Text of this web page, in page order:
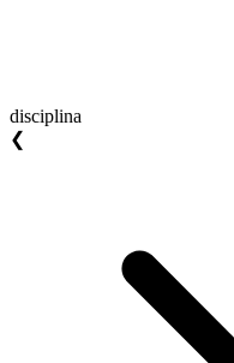
disciplina
❮